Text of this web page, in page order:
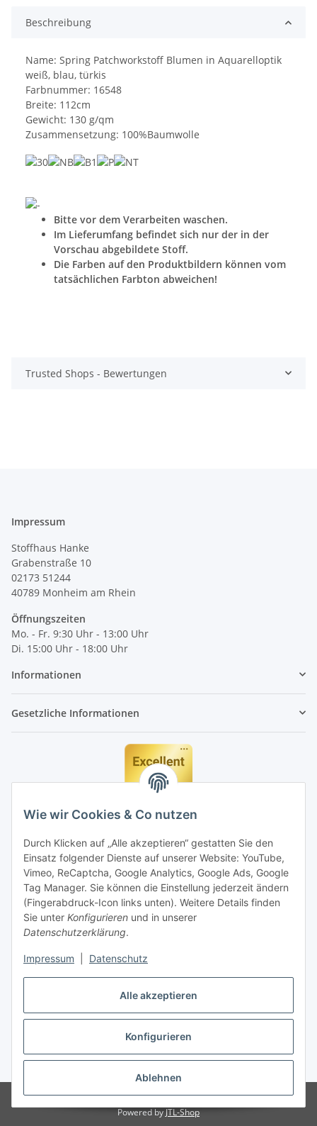
Alle akzeptieren
Konfigurieren
Ablehnen
Wie wir Cookies & Co nutzen
Durch Klicken auf „Alle akzeptieren“ gestatten Sie den
Einsatz folgender Dienste auf unserer Website: YouTube,
Vimeo, ReCaptcha, Google Analytics, Google Ads, Google
Tag Manager. Sie können die Einstellung jederzeit ändern
(Fingerabdruck-Icon links unten). Weitere Details finden
Sie unter Konfigurieren und in unserer
Datenschutzerklärung.
Impressum Datenschutz
Beschreibung
Name: Spring Patchworkstoff Blumen in Aquarelloptik
weiß, blau, türkis
Farbnummer: 16548
Breite: 112cm
Gewicht: 130 g/qm
Zusammensetzung: 100%Baumwolle
Bitte vor dem Verarbeiten waschen.
Im Lieferumfang befindet sich nur der in der
Vorschau abgebildete Stoff.
Die Farben auf den Produktbildern können vom
tatsächlichen Farbton abweichen!
Trusted Shops - Bewertungen
Impressum
Stoffhaus Hanke
Grabenstraße 10
02173 51244
40789 Monheim am Rhein
Öffnungszeiten
Mo. - Fr. 9:30 Uhr - 13:00 Uhr
Di. 15:00 Uhr - 18:00 Uhr
Informationen
Gesetzliche Informationen
Vertrag widerrufen
* Alle Preise inkl. gesetzlicher MwSt., zzgl.Versand
© Stoffhaus Hanke
Powered byJTL-Shop